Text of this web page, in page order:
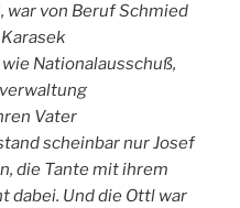
war von Beruf Schmied
Nationalausschuß,
Vater
scheinbar nur Josef
die Tante mit ihrem
dabei. Und die Ottl war